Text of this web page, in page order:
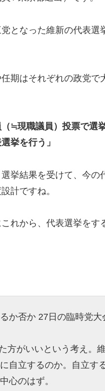
となった維新の代表選
期はそれぞれの政党で
（≒現職議員）投票で選
挙を行う」
挙結果を受けて、今の
計ですね。
れから、代表選挙をす
か否か 27日の臨時党大
がいいという考え。
自立するのか。自立す
心のはず。